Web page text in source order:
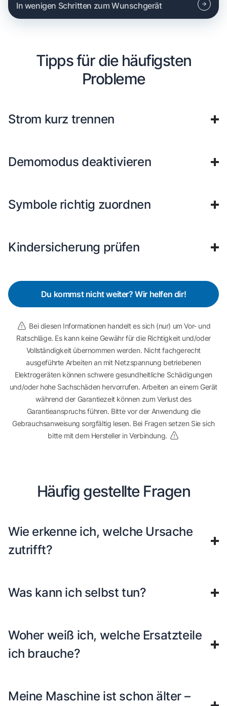
In wenigen Schritten zum Wunschgerät
Tipps für die häufigsten
Probleme
Strom kurz trennen
Demomodus deaktivieren
Symbole richtig zuordnen
Kindersicherung prüfen
Du kommst nicht weiter? Wir helfen dir!
Bei diesen Informationen handelt es sich (nur) um Vor- und
Ratschläge. Es kann keine Gewähr für die Richtigkeit und/oder
Vollständigkeit übernommen werden. Nicht fachgerecht
ausgeführte Arbeiten an mit Netzspannung betriebenen
Elektrogeräten können schwere gesundheitliche Schädigungen
und/oder hohe Sachschäden hervorrufen. Arbeiten an einem Gerät
während der Garantiezeit können zum Verlust des
Garantieanspruchs führen. Bitte vor der Anwendung die
Gebrauchsanweisung sorgfältig lesen. Bei Fragen setzen Sie sich
bitte mit dem Hersteller in Verbindung.
Häufig gestellte Fragen
Wie erkenne ich, welche Ursache
zutrifft?
Was kann ich selbst tun?
Woher weiß ich, welche Ersatzteile
ich brauche?
Meine Maschine ist schon älter –